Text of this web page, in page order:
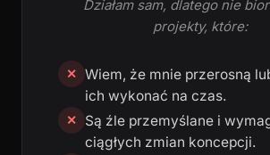
Działam sam, dlatego nie
projekty, które:
✕ Wiem, że mnie przerosną
ich wykonać na czas.
✕
Są źle przemyślane i
ciągłych zmian koncepcji.